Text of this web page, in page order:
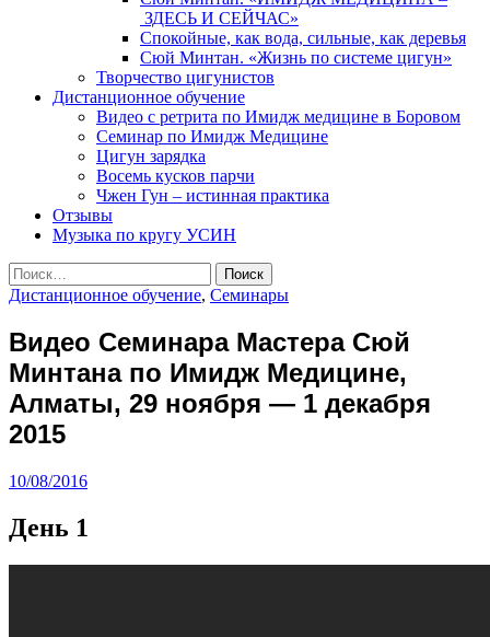
ЗДЕСЬ И СЕЙЧАС»
Спокойные, как вода, сильные, как деревья
Сюй Минтан. «Жизнь по системе цигун»
Творчество цигунистов
Дистанционное обучение
Видео с ретрита по Имидж медицине в Боровом
Семинар по Имидж Медицине
Цигун зарядка
Восемь кусков парчи
Чжен Гун – истинная практика
Отзывы
Музыка по кругу УСИН
Найти:
Дистанционное обучение, Семинары
Видео Семинара Мастера Сюй
Минтана по Имидж Медицине,
Алматы, 29 ноября — 1 декабря
2015
10/08/2016
День 1